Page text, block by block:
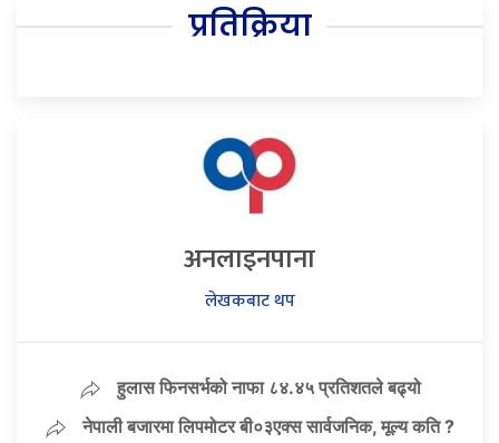
प्रतिक्रिया
अनलाइनपाना
लेखकबाट थप
हुलास फिनसर्भको नाफा ८४.४५ प्रतिशतले बढ्यो
नेपाली बजारमा लिपमोटर बी०३एक्स सार्वजनिक, मूल्य कति ?